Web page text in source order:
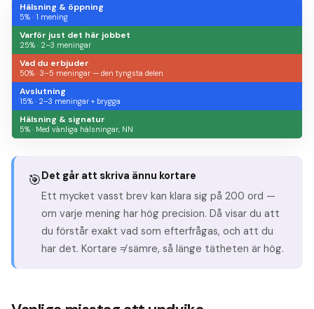
Hälsning & öppning
5% · 1 mening
Varför just det här jobbet
25% · 2–3 meningar
Vad du erbjuder
50% ·3–5 meningar — den tyngsta delen
Avslutning
15% · 2–3 meningar + brygga
Hälsning & signatur
5% · Med vänliga hälsningar, NN
🎯Det går att skriva ännu kortare
Ett mycket vasst brev kan klara sig på 200 ord —
om varje mening har hög precision. Då visar du att
du förstår exakt vad som efterfrågas, och att du
har det. Kortare ≠ sämre, så länge tätheten är hög.